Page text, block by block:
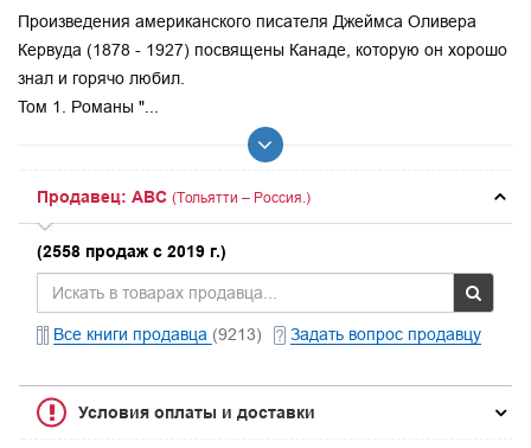
Произведения американского писателя Джеймса Оливера
Кервуда (1878 - 1927) посвящены Канаде, которую он хорошо
знал и горячо любил.
Том 1. Романы "...
Продавец: ABC (Тольятти – Россия.)
(2558 продаж с 2019 г.)
Все книги продавца (9213) Задать вопрос продавцу
Условия оплаты и доставки